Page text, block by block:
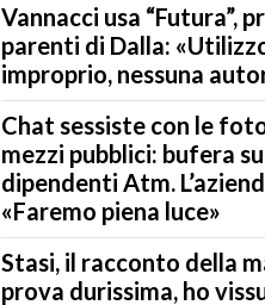
Vannacci usa “Futura”,
parenti di Dalla:
improprio, nessuna
Chat sessiste con le
mezzi pubblici: bufera
dipendenti Atm.
«Faremo piena luce»
Stasi, il racconto della
prova durissima, ho